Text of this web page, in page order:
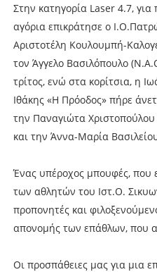
Στην κατηγορία Laser 4.7,
αγόρια επικράτησε ο
Αριστοτέλη Κουλουμπή-
τον Άγγελο Βασιλόπουλο
τρίτος, ενώ στα κορίτσια, η
Ιθάκης «Η Πρόοδος» πήρε
την Παναγιώτα
και την Άννα-Μαρία
Ένας υπέροχος μπουφές, που
των αθλητών του Ιστ.Ο.
προπονητές και
απονομής των επάθλων, που
Οι προσπάθειες μας για μια